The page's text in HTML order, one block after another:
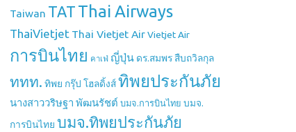
Taiwan TAT Thai Airways
ThaiVietjet Thai Vietjet AirVietjet Air
การบินไทย คาเฟ่ ญี่ปุ่น ดร.สมพร สืบถวิลกุล
ททท. ทิพย กรุ๊ป โฮลดิ้งส์ทิพยประกันภัย
นางสาววริษฐา พัฒนรัชต์ บมจ.การบินไทย บมจ.
การบินไทย บมจ.ทิพยประกันภัย